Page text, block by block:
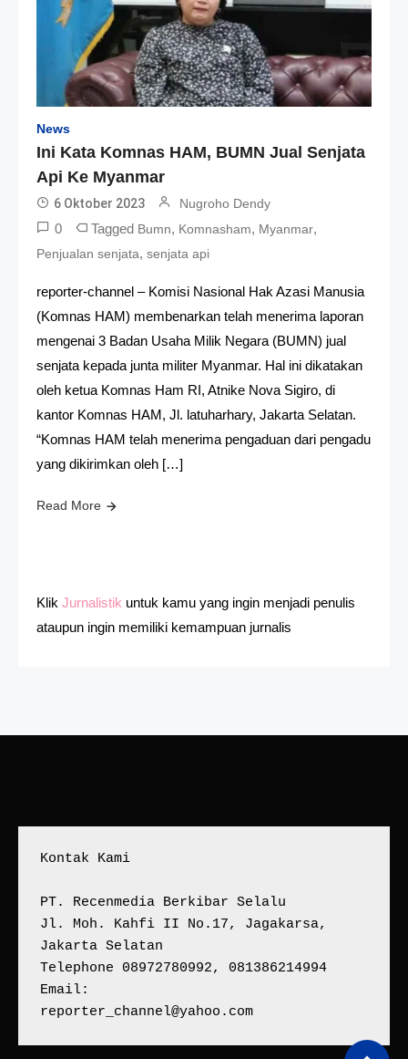
News
Ini Kata Komnas HAM, BUMN Jual Senjata
Api Ke Myanmar
6 Oktober 2023 Nugroho Dendy
0 Tagged Bumn, Komnasham, Myanmar,
Penjualan senjata, senjata api
reporter-channel – Komisi Nasional Hak Azasi Manusia
(Komnas HAM) membenarkan telah menerima laporan
mengenai 3 Badan Usaha Milik Negara (BUMN) jual
senjata kepada junta militer Myanmar. Hal ini dikatakan
oleh ketua Komnas Ham RI, Atnike Nova Sigiro, di
kantor Komnas HAM, Jl. latuharhary, Jakarta Selatan.
“Komnas HAM telah menerima pengaduan dari pengadu
yang dikirimkan oleh […]
Read More
Klik Jurnalistik untuk kamu yang ingin menjadi penulis
ataupun ingin memiliki kemampuan jurnalis
Kontak Kami
PT. Recenmedia Berkibar Selalu
Jl. Moh. Kahfi II No.17, Jagakarsa,
Jakarta Selatan
Telephone 08972780992, 081386214994
Email:
reporter_channel@yahoo.com